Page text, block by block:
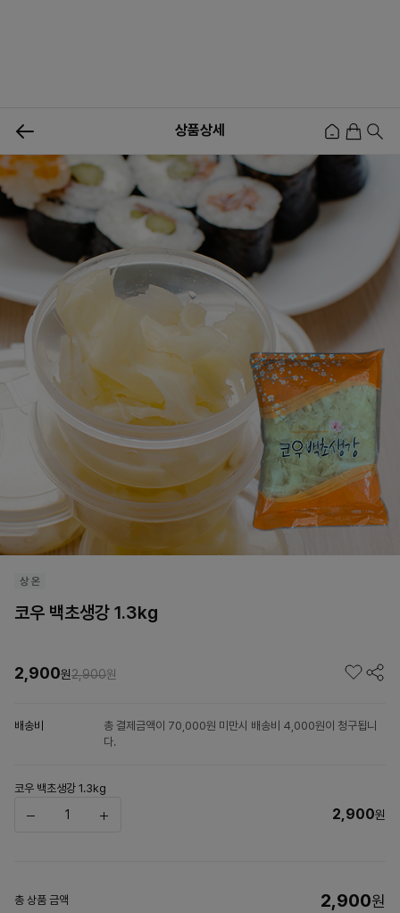
신상품행사상품이벤트메뉴쇼핑 사업자등업신청
상품상세
코우 백초생강 1.3kg
2,900원2,900원
배송비
총 결제금액이 70,000원 미만시 배송비 4,000원이 청구됩니
다.
코우 백초생강 1.3kg
2,900원
총 상품 금액 2,900원